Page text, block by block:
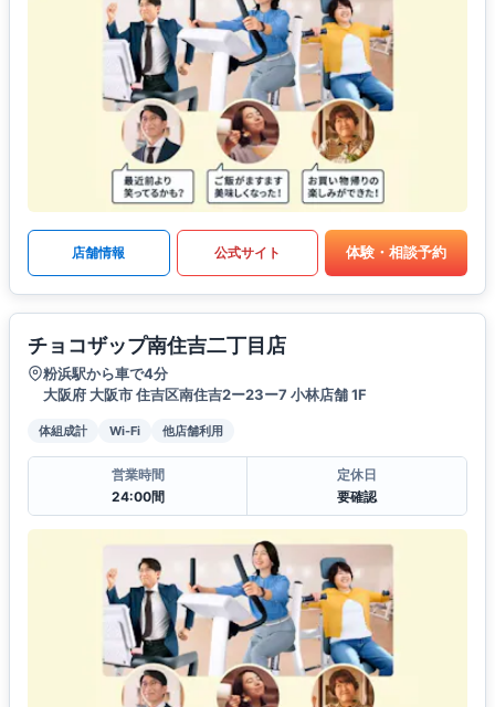
店舗情報 公式サイト 体験・相談予約
チョコザップ南住吉二丁目店
粉浜駅から車で4分
大阪府 大阪市 住吉区南住吉2ー23ー7 小林店舗 1F
体組成計 Wi-Fi 他店舗利用
営業時間
24:00間
定休日
要確認